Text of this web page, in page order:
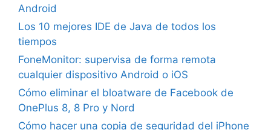
Android
Los 10 mejores IDE de Java de todos los
tiempos
FoneMonitor: supervisa de forma remota
cualquier dispositivo Android o iOS
Cómo eliminar el bloatware de Facebook de
OnePlus 8, 8 Pro y Nord
Cómo hacer una copia de seguridad del iPhone